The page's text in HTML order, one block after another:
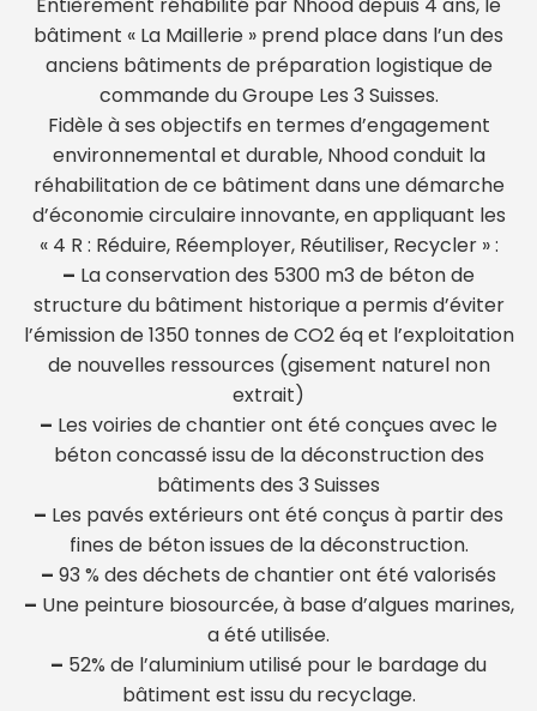
bâtiment « La Maillerie » prend place dans l’un des
anciens bâtiments de préparation logistique de
commande du Groupe Les 3 Suisses.
Fidèle à ses objectifs en termes d’engagement
environnemental et durable, Nhood conduit la
réhabilitation de ce bâtiment dans une démarche
d’économie circulaire innovante, en appliquant les
« 4 R : Réduire, Réemployer, Réutiliser, Recycler » :
– La conservation des 5300 m3 de béton de
structure du bâtiment historique a permis d’éviter
l’émission de 1350 tonnes de CO2 éq et l’exploitation
de nouvelles ressources (gisement naturel non
extrait)
– Les voiries de chantier ont été conçues avec le
béton concassé issu de la déconstruction des
bâtiments des 3 Suisses
– Les pavés extérieurs ont été conçus à partir des
fines de béton issues de la déconstruction.
– 93 % des déchets de chantier ont été valorisés
– Une peinture biosourcée, à base d’algues marines,
a été utilisée.
– 52% de l’aluminium utilisé pour le bardage du
bâtiment est issu du recyclage.